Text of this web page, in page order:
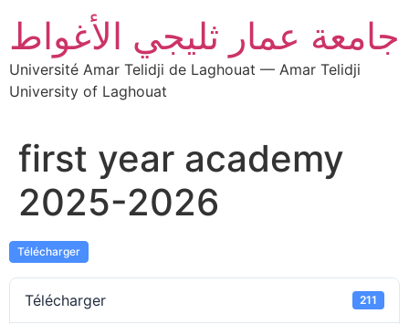
جامعة عمار ثليجي الأغواط
Université Amar Telidji de Laghouat — Amar Telidji
University of Laghouat
first year academy
2025-2026
Télécharger
Télécharger 211